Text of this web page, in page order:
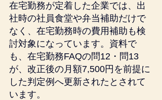
在宅勤務が定着した企業では、出
社時の社員食堂や弁当補助だけで
なく、在宅勤務時の費用補助も検
討対象になっています。資料で
も、在宅勤務FAQの問12・問13
が、改正後の月額7,500円を前提に
した判定例へ更新されたとされて
います。